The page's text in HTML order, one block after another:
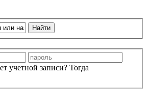
учетной записи? Тогда